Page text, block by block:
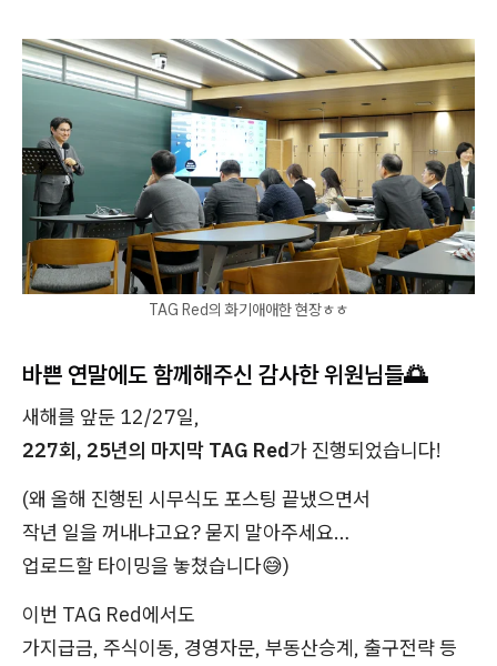
TAG Red의 화기애애한 현장ㅎㅎ
바쁜 연말에도 함께해주신 감사한 위원님들🌅
새해를 앞둔 12/27일,
227회, 25년의 마지막 TAG Red가 진행되었습니다!
(왜 올해 진행된 시무식도 포스팅 끝냈으면서
작년 일을 꺼내냐고요? 묻지 말아주세요…
업로드할 타이밍을 놓쳤습니다😅)
이번 TAG Red에서도
가지급금, 주식이동, 경영자문, 부동산승계, 출구전략 등